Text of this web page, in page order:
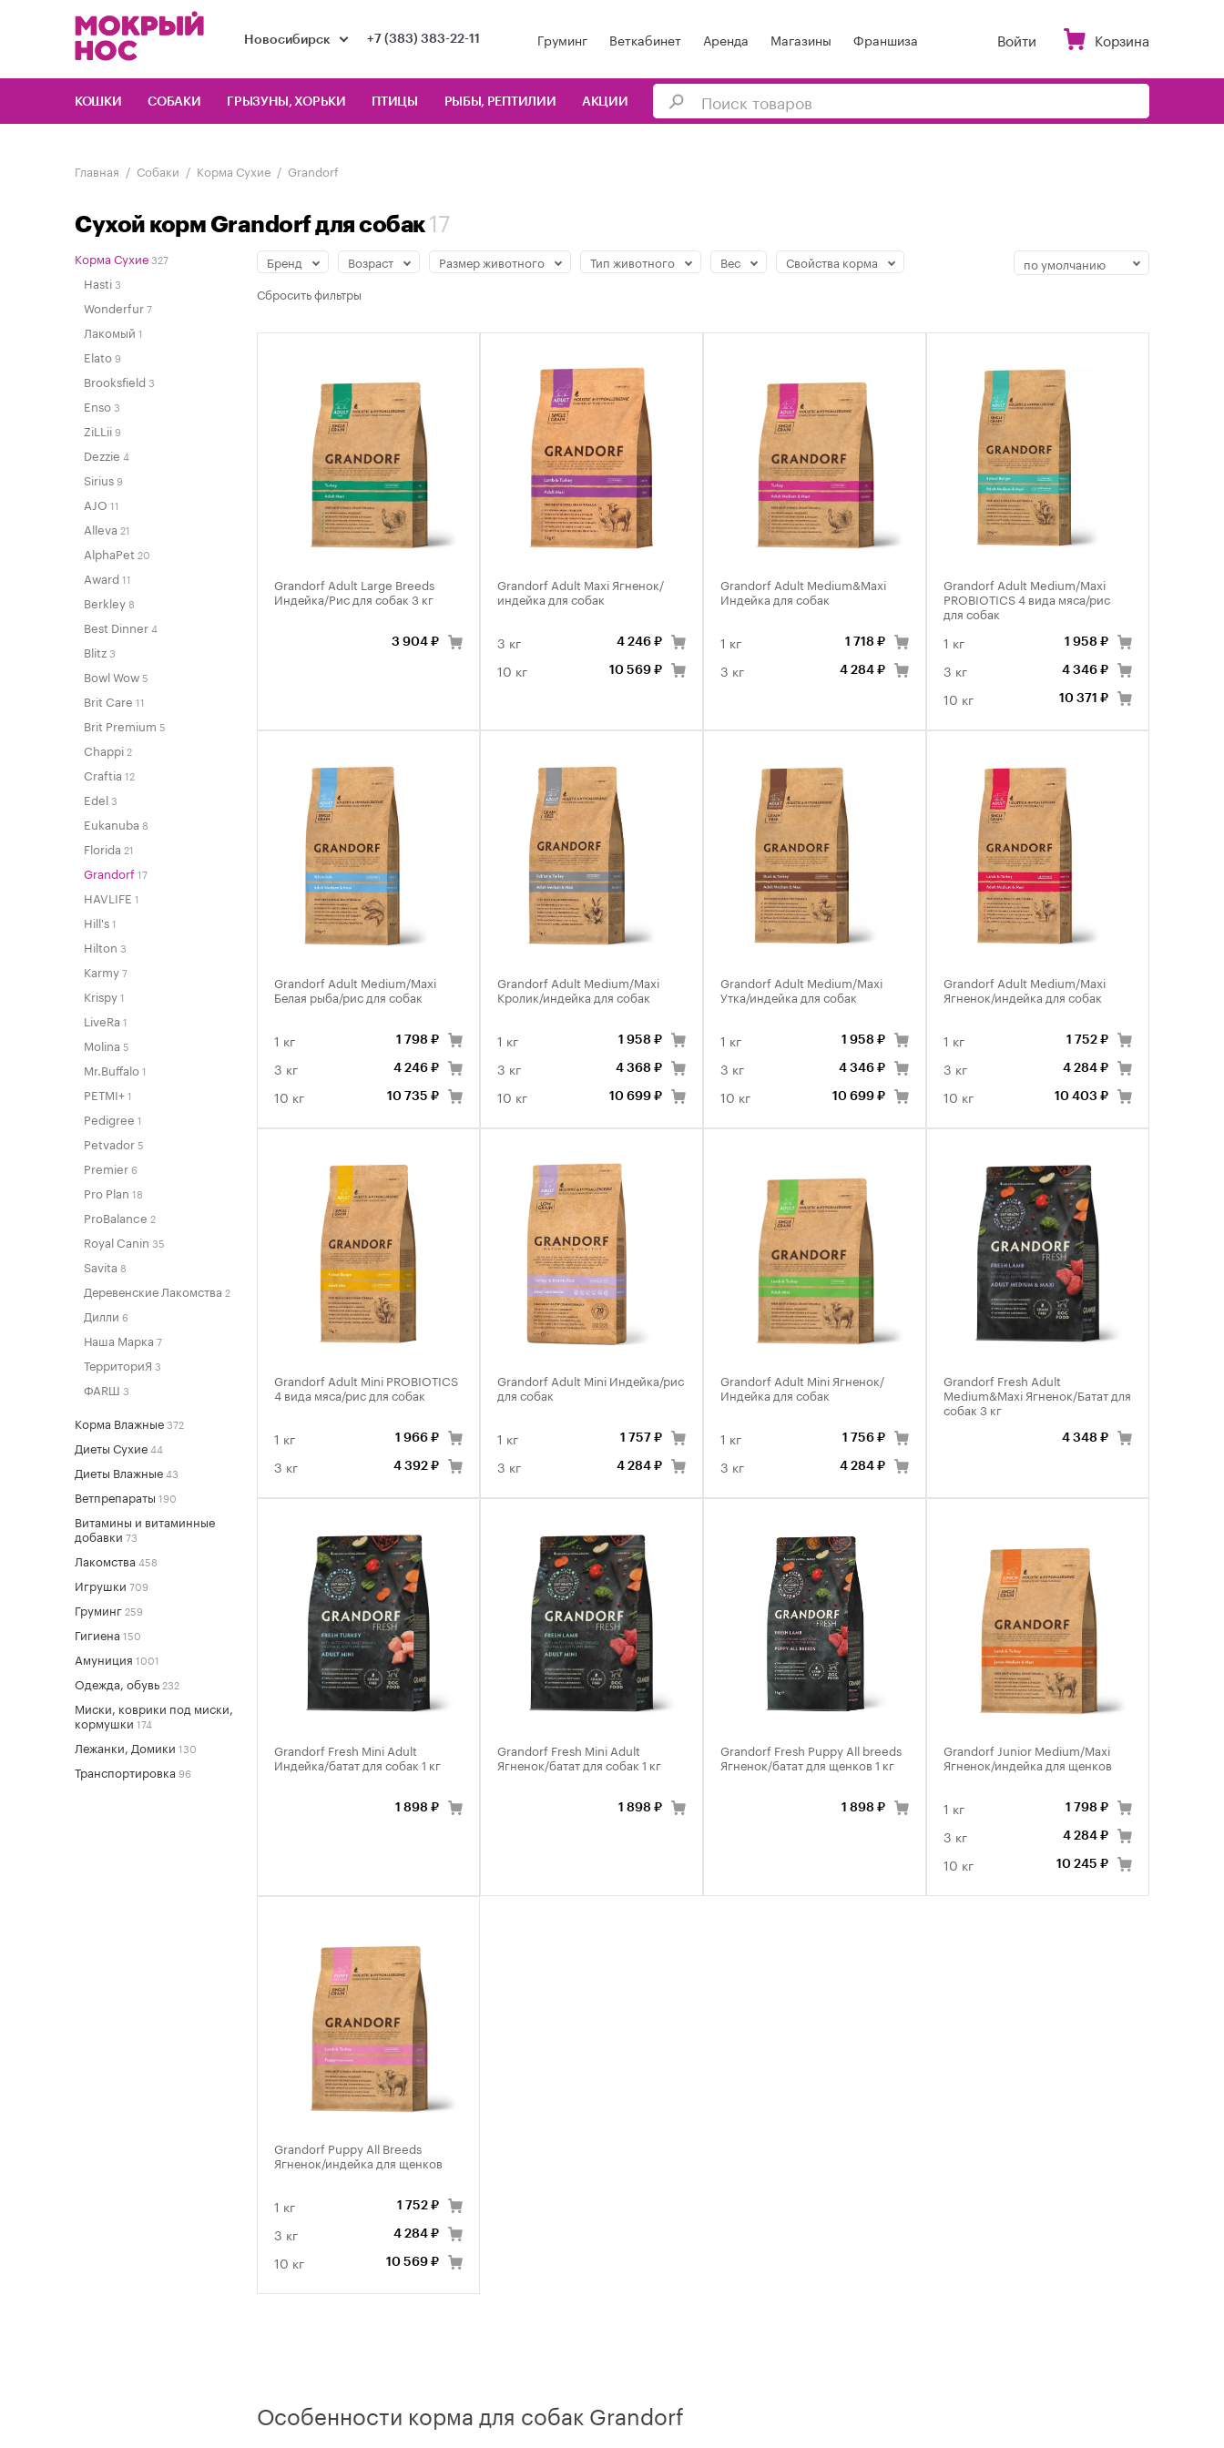
Новосибирск +7 (383) 383-22-11 Груминг Веткабинет Аренда Магазины Франшиза Войти Корзина
КОШКИ СОБАКИ ГРЫЗУНЫ, ХОРЬКИ ПТИЦЫ РЫБЫ, РЕПТИЛИИ АКЦИИ
Главная Собаки Корма Сухие Grandorf
Сухой корм Grandorf для собак 17
Корма Сухие327
Hasti3
Wonderfur7
Лакомый 1
Elato9
Brooksfield 3
Enso3
ZiLLii9
Dezzie 4
Sirius9
AJO 11
Alleva 21
AlphaPet 20
Award 11
Berkley8
Best Dinner4
Blitz3
Bowl Wow5
Brit Care 11
Brit Premium 5
Chappi2
Craftia 12
Edel3
Eukanuba 8
Florida 21
Grandorf17
HAVLIFE 1
Hill's1
Hilton 3
Karmy7
Krispy1
LiveRa 1
Molina 5
Mr.Buffalo1
PETMI+1
Pedigree 1
Petvador5
Premier6
Pro Plan 18
ProBalance 2
Royal Canin 35
Savita 8
Деревенские Лакомства 2
Дилли 6
Наша Марка 7
ТерриториЯ 3
ФАRШ 3
Корма Влажные372
Диеты Сухие44
Диеты Влажные43
Ветпрепараты 190
Витамины и витаминные
добавки 73
Лакомства 458
Игрушки 709
Груминг259
Гигиена 150
Амуниция 1001
Одежда, обувь232
Миски, коврики под миски,
кормушки 174
Лежанки, Домики 130
Транспортировка 96
Бренд Возраст Размер животного Тип животного Вес
Свойства корма
Сброситьфильтры
Grandorf Adult Large Breeds
Индейка/Рис для собак 3 кг
3 904 ₽
Grandorf Adult Maxi Ягненок/
индейка для собак
3 кг 4 246 ₽
10 кг 10 569 ₽
Grandorf Adult Medium&Maxi
Индейка для собак
1 кг 1 718 ₽
3 кг 4 284 ₽
Grandorf Adult Medium/Maxi
PROBIOTICS 4 вида мяса/рис
для собак
1 кг 1 958 ₽
3 кг 4 346 ₽
10 кг 10 371 ₽
Grandorf Adult Medium/Maxi
Белая рыба/рис для собак
1 кг 1 798 ₽
3 кг 4 246 ₽
10 кг 10 735 ₽
Grandorf Adult Medium/Maxi
Кролик/индейка для собак
1 кг 1 958 ₽
3 кг 4 368 ₽
10 кг 10 699 ₽
Grandorf Adult Medium/Maxi
Утка/индейка для собак
1 кг 1 958 ₽
3 кг 4 346 ₽
10 кг 10 699 ₽
Grandorf Adult Medium/Maxi
Ягненок/индейка для собак
1 кг 1 752 ₽
3 кг 4 284 ₽
10 кг 10 403 ₽
Grandorf Adult Mini PROBIOTICS
4 вида мяса/рис для собак
1 кг 1 966 ₽
3 кг 4 392 ₽
Grandorf Adult Mini Индейка/рис
для собак
1 кг 1 757 ₽
3 кг 4 284 ₽
Grandorf Adult Mini Ягненок/
Индейка для собак
1 кг 1 756 ₽
3 кг 4 284 ₽
Grandorf Fresh Adult
Medium&Maxi Ягненок/Батат для
собак 3 кг
4 348 ₽
Grandorf Fresh Mini Adult
Индейка/батат для собак 1 кг
1 898 ₽
Grandorf Fresh Mini Adult
Ягненок/батат для собак 1 кг
1 898 ₽
Grandorf Fresh Puppy All breeds
Ягненок/батат для щенков 1 кг
1 898 ₽
Grandorf Junior Medium/Maxi
Ягненок/индейка для щенков
1 кг 1 798 ₽
3 кг 4 284 ₽
10 кг 10 245 ₽
Grandorf Puppy All Breeds
Ягненок/индейка для щенков
1 кг 1 752 ₽
3 кг 4 284 ₽
10 кг 10 569 ₽
Особенности корма для собак Grandorf